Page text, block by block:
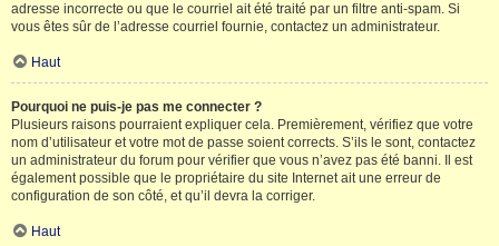
adresse incorrecte ou que le courriel ait été traité par un filtre anti-spam. Si
vous êtes sûr de l’adresse courriel fournie, contactez un administrateur.
Haut
Pourquoi ne puis-je pas me connecter ?
Plusieurs raisons pourraient expliquer cela. Premièrement, vérifiez que votre
nom d’utilisateur et votre mot de passe soient corrects. S’ils le sont, contactez
un administrateur du forum pour vérifier que vous n’avez pas été banni. Il est
également possible que le propriétaire du site Internet ait une erreur de
configuration de son côté, et qu’il devra la corriger.
Haut